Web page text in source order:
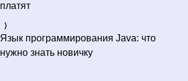
платят
Язык программирования Java: что
нужно знать новичку